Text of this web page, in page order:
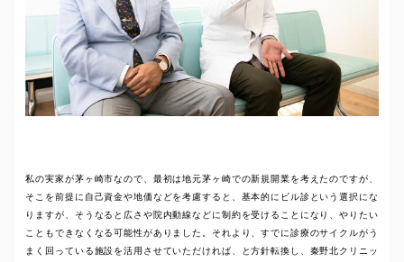
私の実家が茅ヶ崎市なので、最初は地元茅ヶ崎での新規開業を考えたのですが、
そこを前提に自己資金や地価などを考慮すると、基本的にビル診という選択にな
りますが、そうなると広さや院内動線などに制約を受けることになり、やりたい
こともできなくなる可能性がありました。それより、すでに診療のサイクルがう
まく回っている施設を活用させていただければ、と方針転換し、秦野北クリニッ